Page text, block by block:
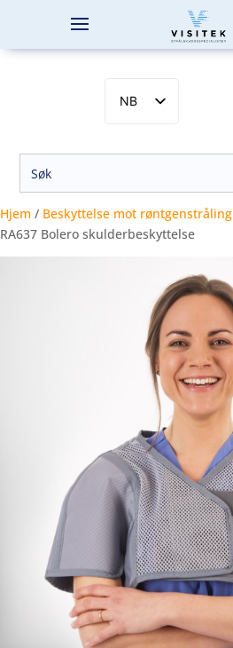
NB
EN
DA
Hjem / Beskyttelse mot røntgenstråling
RA637 Bolero skulderbeskyttelse